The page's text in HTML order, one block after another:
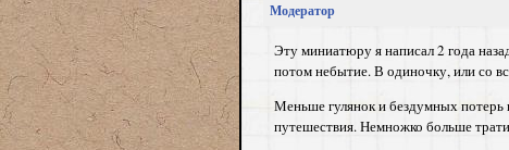
Модератор
Эту миниатюру я написал 2 года
потом небытие. В одиночку, или со
Меньше гулянок и бездумных
путешествия. Немножко больше